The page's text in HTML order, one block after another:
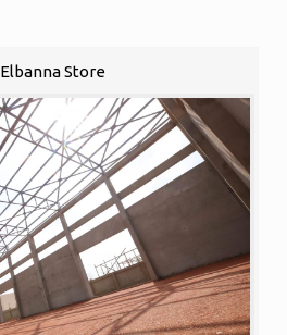
Elbanna Store